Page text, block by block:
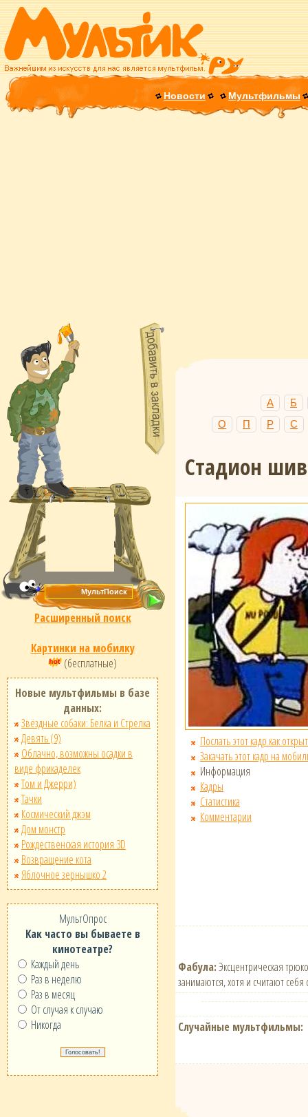
Новости Мультфильмы
Расширенный поиск
Картинки на мобилку
(бесплатные)
Новые мультфильмы в базе
данных:
Звёздные собаки: Белка и Стрелка
Девять (9)
Облачно, возможны осадки в
виде фрикаделек
Том и Джерри)
Тачки
Космический джэм
Дом монстр
Рождественская история 3D
Возвращение кота
Яблочное зернышко 2
МультОпрос
Как часто вы бываете в
кинотеатре?
Каждый день
Раз в неделю
Раз в месяц
От случая к случаю
Никогда
А
Б
О
П Р С
Стадион
Послать этот кадр как
Закачать этот кадр на
Информация
Кадры
Статистика
Комментарии
Фабула:Эксцентрическая
занимаются, хотя и считают
Случайные мультфильмы: